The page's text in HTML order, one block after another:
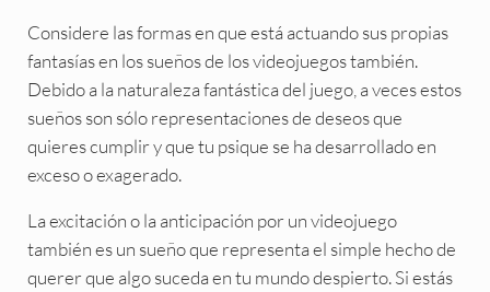
Considere las formas en que está actuando sus propias
fantasías en los sueños de los videojuegos también.
Debido a la naturaleza fantástica del juego, a veces estos
sueños son sólo representaciones de deseos que
quieres cumplir y que tu psique se ha desarrollado en
exceso o exagerado.
La excitación o la anticipación por un videojuego
también es un sueño que representa el simple hecho de
querer que algo suceda en tu mundo despierto. Si estás